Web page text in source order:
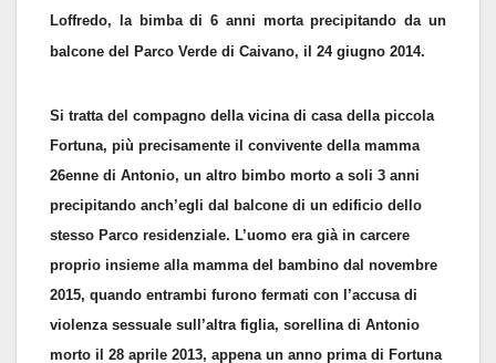
Loffredo, la bimba di 6 anni morta precipitando da un
balcone del Parco Verde di Caivano, il 24 giugno 2014.
Si tratta del compagno della vicina di casa della piccola
Fortuna, più precisamente il convivente della mamma
26enne di Antonio, un altro bimbo morto a soli 3 anni
precipitando anch’egli dal balcone di un edificio dello
stesso Parco residenziale. L’uomo era già in carcere
proprio insieme alla mamma del bambino dal novembre
2015, quando entrambi furono fermati con l’accusa di
violenza sessuale sull’altra figlia, sorellina di Antonio
morto il 28 aprile 2013, appena un anno prima di Fortuna